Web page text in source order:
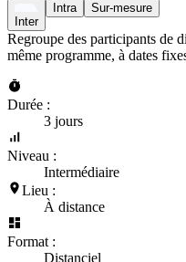
Inter
Intra Sur-mesure
Regroupe des participants de
même programme, à dates
Durée :
3 jours
Niveau :
Intermédiaire
Lieu :
À distance
Format :
Distanciel